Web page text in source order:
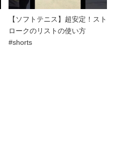
【ソフトテニス】超安定！スト
ロークのリストの使い方
#shorts